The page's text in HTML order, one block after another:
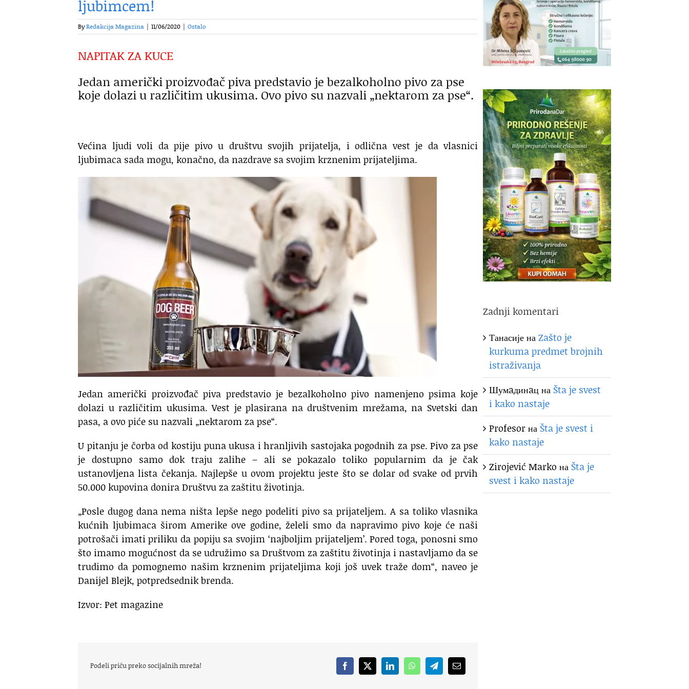
ljubimcem!
ByRedakcija Magazina | 11/06/2020 | Ostalo
NAPITAK ZA KUCE
Jedan američki proizvođač piva predstavio je bezalkoholno pivo za pse
koje dolazi u različitim ukusima. Ovo pivo su nazvali „nektarom za pse“.
Većina ljudi voli da pije pivo u društvu svojih prijatelja, i odlična vest je da vlasnici
ljubimaca sada mogu, konačno, da nazdrave sa svojim krznenim prijateljima.
Jedan američki proizvođač piva predstavio je bezalkoholno pivo namenjeno psima koje
dolazi u različitim ukusima. Vest je plasirana na društvenim mrežama, na Svetski dan
pasa, a ovo piće su nazvali „nektarom za pse“.
U pitanju je čorba od kostiju puna ukusa i hranljivih sastojaka pogodnih za pse. Pivo za pse
je dostupno samo dok traju zalihe – ali se pokazalo toliko popularnim da je čak
ustanovljena lista čekanja. Najlepše u ovom projektu jeste što se dolar od svake od prvih
50.000 kupovina donira Društvu za zaštitu životinja.
„Posle dugog dana nema ništa lepše nego podeliti pivo sa prijateljem. A sa toliko vlasnika
kućnih ljubimaca širom Amerike ove godine, želeli smo da napravimo pivo koje će naši
potrošači imati priliku da popiju sa svojim ‘najboljim prijateljem’. Pored toga, ponosni smo
što imamo mogućnost da se udružimo sa Društvom za zaštitu životinja i nastavljamo da se
trudimo da pomognemo našim krznenim prijateljima koji još uvek traže dom“, naveo je
Danijel Blejk, potpredsednik brenda.
Izvor: Pet magazine
Podeli priču preko socijalnih mreža! Facebook
X LinkedInWhatsAppTelegramEmail
Zadnji komentari
ТанасијенаZašto je
kurkuma predmet brojnih
istraživanja
Шумaдинaцна Šta je svest
i kako nastaje
Profesorна Šta je svest i
kako nastaje
Zirojević Marko на Šta je
svest i kako nastaje